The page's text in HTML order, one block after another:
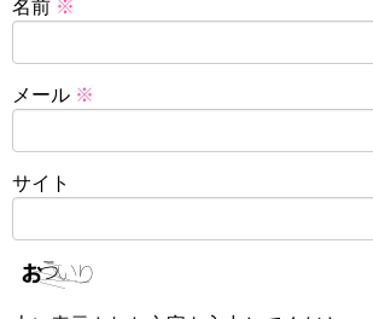
名前 ※
メール ※
サイト